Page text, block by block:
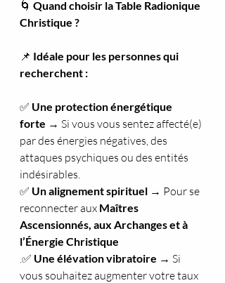
🌀 Quand choisir la Table Radionique
Christique ?
📌 Idéale pour les personnes qui
recherchent :
✅ Une protection énergétique
forte → Si vous vous sentez affecté(e)
par des énergies négatives, des
attaques psychiques ou des entités
indésirables.
✅ Un alignement spirituel → Pour se
reconnecter aux Maîtres
Ascensionnés, aux Archanges et à
l’Énergie Christique
.✅ Une élévation vibratoire → Si
vous souhaitez augmenter votre taux